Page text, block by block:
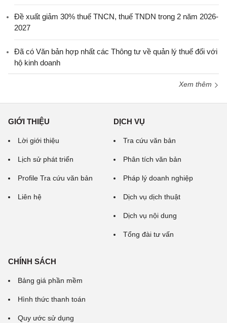
Đề xuất giảm 30% thuế TNCN, thuế TNDN trong 2 năm 2026-
2027
Đã có Văn bản hợp nhất các Thông tư về quản lý thuế đối với
hộ kinh doanh
Xem thêm
GIỚI THIỆU
Lời giới thiệu
Lịch sử phát triển
Profile Tra cứu văn bản
Liên hệ
DỊCH VỤ
Tra cứu văn bản
Phân tích văn bản
Pháp lý doanh nghiệp
Dịch vụ dịch thuật
Dịch vụ nội dung
Tổng đài tư vấn
CHÍNH SÁCH
Bảng giá phần mềm
Hình thức thanh toán
Quy ước sử dụng